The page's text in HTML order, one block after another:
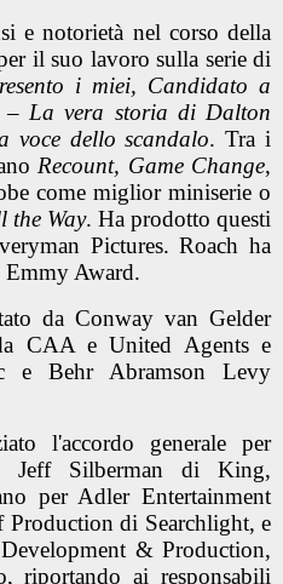
e notorietà nel corso della
il suo lavoro sulla serie di
i miei, Candidato a
– La vera storia di Dalton
voce dello scandalo. Tra i
Recount, Game Change,
come miglior miniserie o
the Way. Ha prodotto questi
Pictures. Roach ha
Award.
da Conway van Gelder
CAA e United Agents e
e Behr Abramson Levy
l'accordo generale per
Jeff Silberman di King,
per Adler Entertainment
di Searchlight, e
& Production,
riportando ai responsabili